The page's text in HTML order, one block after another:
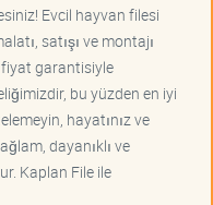
Evcil hayvan filesi
satışı ve montajı
garantisiyle
bu yüzden en iyi
hayatınız ve
dayanıklı ve
Kaplan File ile